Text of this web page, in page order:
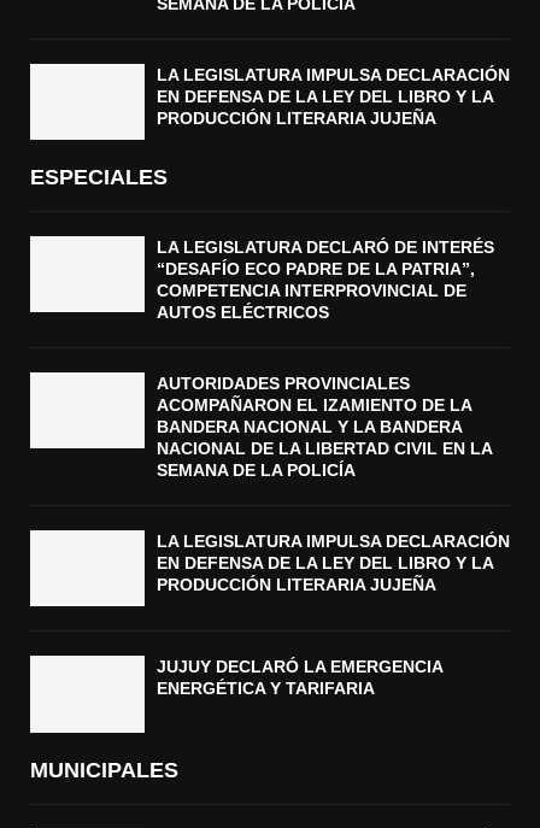
LA LEGISLATURA IMPULSA DECLARACIÓN
EN DEFENSA DE LA LEY DEL LIBRO Y LA
PRODUCCIÓN LITERARIA JUJEÑA
ESPECIALES
LA LEGISLATURA DECLARÓ DE INTERÉS
“DESAFÍO ECO PADRE DE LA PATRIA”,
COMPETENCIA INTERPROVINCIAL DE
AUTOS ELÉCTRICOS
AUTORIDADES PROVINCIALES
ACOMPAÑARON EL IZAMIENTO DE LA
BANDERA NACIONAL Y LA BANDERA
NACIONAL DE LA LIBERTAD CIVIL EN LA
SEMANA DE LA POLICÍA
LA LEGISLATURA IMPULSA DECLARACIÓN
EN DEFENSA DE LA LEY DEL LIBRO Y LA
PRODUCCIÓN LITERARIA JUJEÑA
JUJUY DECLARÓ LA EMERGENCIA
ENERGÉTICA Y TARIFARIA
MUNICIPALES